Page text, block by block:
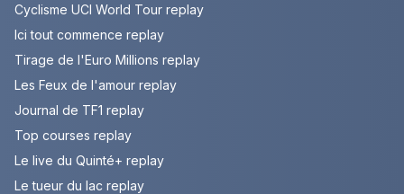
Cyclisme UCI World Tour replay
Ici tout commence replay
Tirage de l'Euro Millions replay
Les Feux de l'amour replay
Journal de TF1 replay
Top courses replay
Le live du Quinté+ replay
Le tueur du lac replay